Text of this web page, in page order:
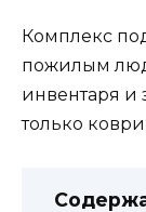
Комплекс
пожилым
инвентаря и
только